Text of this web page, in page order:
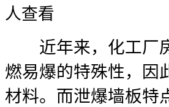
人查看
近年来，化工厂房
燃易爆的特殊性，因
材料。而泄爆墙板特